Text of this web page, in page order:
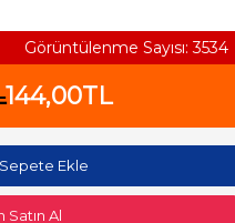
Görüntülenme Sayısı: 3534
144,00TL
Sepete Ekle
Satın Al